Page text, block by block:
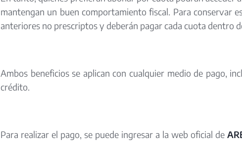
mantengan un buen comportamiento fiscal. Para conservar
anteriores no prescriptos y deberán pagar cada cuota dentro
Ambos beneficios se aplican con cualquier medio de pago,
crédito.
Para realizar el pago, se puede ingresar a la web oficial de